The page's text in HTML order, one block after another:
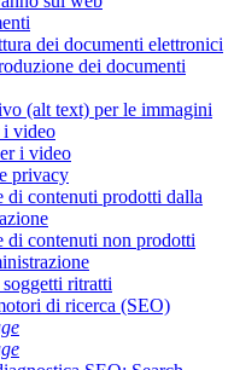
dei documenti elettronici
dei documenti
(alt text) per le immagini
i video
i video
privacy
di contenuti prodotti dalla
di contenuti non prodotti
ritratti
di ricerca (SEO)